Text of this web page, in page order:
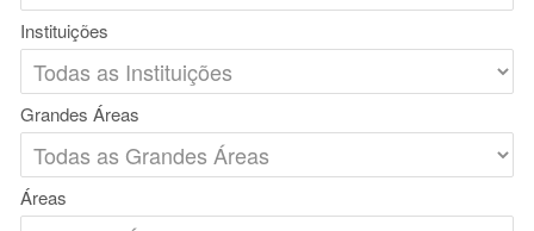
Instituições
Grandes Áreas
Áreas